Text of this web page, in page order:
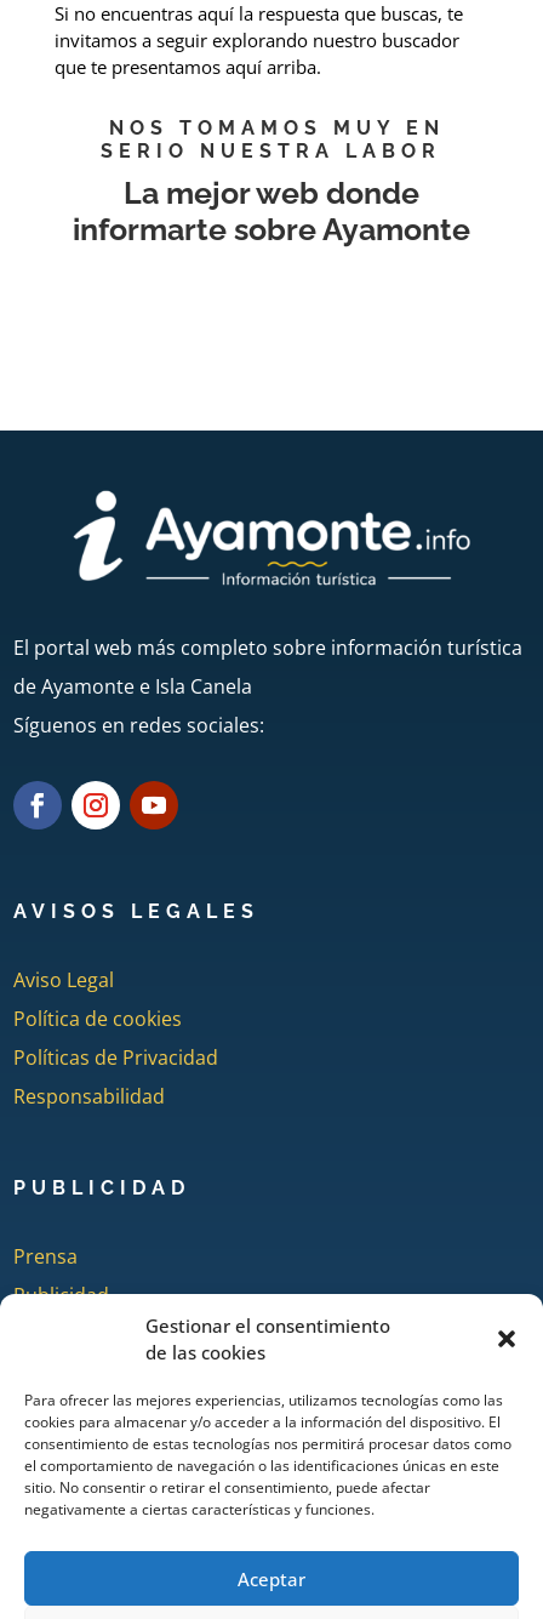
Gestionar el consentimiento
de las cookies
Para ofrecer las mejores experiencias, utilizamos tecnologías como las
cookies para almacenar y/o acceder a la información del dispositivo. El
consentimiento de estas tecnologías nos permitirá procesar datos como
el comportamiento de navegación o las identificaciones únicas en este
sitio. No consentir o retirar el consentimiento, puede afectar
negativamente a ciertas características y funciones.
Aceptar
Si no encuentras aquí la respuesta que buscas, te
invitamos a seguir explorando nuestro buscador
que te presentamos aquí arriba.
NOS TOMAMOS MUY EN
SERIO NUESTRA LABOR
La mejor web donde
informarte sobre Ayamonte
El portal web más completo sobre información turística
de Ayamonte e Isla Canela
Síguenos en redes sociales:
AVISOS LEGALES
Aviso Legal
Política de cookies
Políticas de Privacidad
Responsabilidad
PUBLICIDAD
Prensa
Publicidad
Quienes somos
COLABORA
Añadir Evento